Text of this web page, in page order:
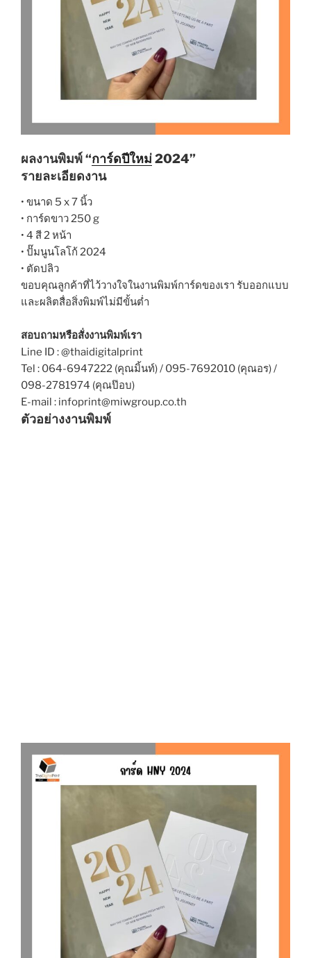
ผลงานพิมพ์ “การ์ดปีใหม่2024”
รายละเอียดงาน
• ขนาด 5 x 7 นิ้ว
• การ์ดขาว 250 g
• 4 สี 2 หน้า
• ปั๊มนูนโลโก้ 2024
• ตัดปลิว
ขอบคุณลูกค้าที่ไว้วางใจในงานพิมพ์การ์ดของเรา รับออกแบบ
และผลิตสื่อสิ่งพิมพ์ไม่มีขั้นต่ำ
สอบถามหรือสั่งงานพิมพ์เรา
Line ID : @thaidigitalprint
Tel : 064-6947222 (คุณมิ้นท์) / 095-7692010 (คุณอร) /
098-2781974 (คุณป๊อบ)
E-mail : infoprint@miwgroup.co.th
ตัวอย่างงานพิมพ์